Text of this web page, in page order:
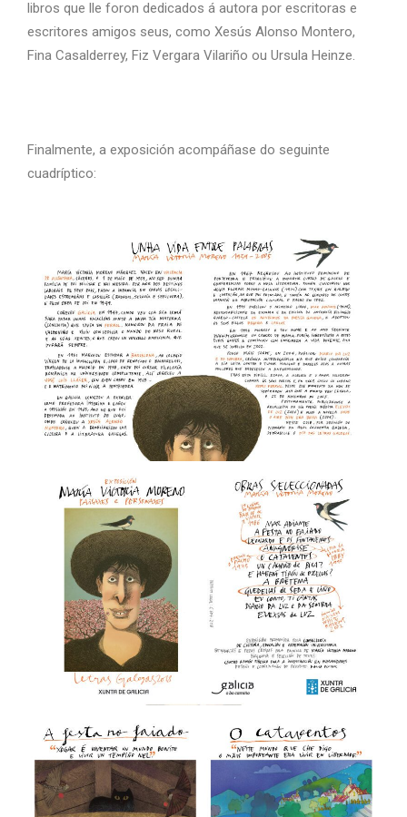
libros que lle foron dedicados á autora por escritoras e
escritores amigos seus, como Xesús Alonso Montero,
Fina Casalderrey, Fiz Vergara Vilariño ou Ursula Heinze.
Finalmente, a exposición acompáñase do seguinte
cuadríptico: